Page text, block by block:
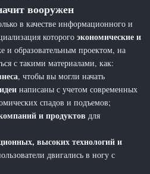
вооружен
в качестве информационного и
которогоэкономические и
и образовательным проектом, на
с такими материалами, как:
, чтобы вы могли начать
написаны с учетом современных
спадов и подъемов;
и продуктов для
высоких технологий и
двигались в ногу с